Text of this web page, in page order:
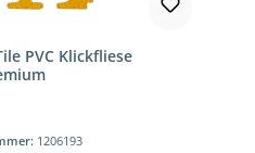
PVC Klickfliese
1206193